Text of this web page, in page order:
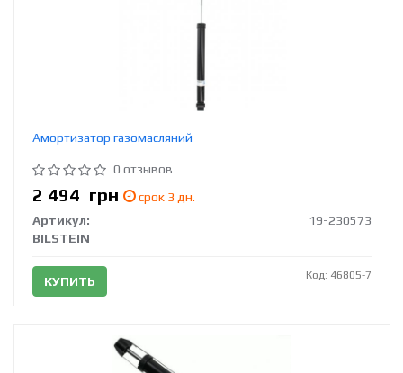
Амортизатор газомасляний
0 отзывов
2 494 грн
срок 3 дн.
Артикул:
19-230573
BILSTEIN
КУПИТЬ Код: 46805-7